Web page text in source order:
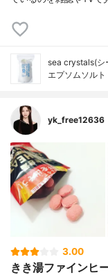
sea crystals(シ
エプソムソル
yk_free12636
3.00
きき湯ファインヒ